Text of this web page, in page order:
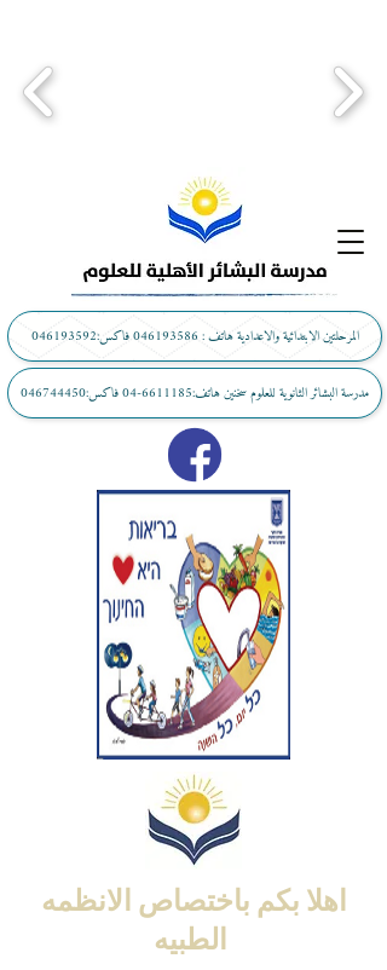
المرحلتين الابتدائية والاعدادية هاتف : 046193586 فاكس:046193592
مدرسة البشائر الثانوية للعلوم سخنين هاتف:6611185-04 فاكس:046744450
اهلا بكم باختصاص الانظمه